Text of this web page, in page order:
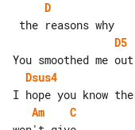
D
D5
Dsus4
Am
C